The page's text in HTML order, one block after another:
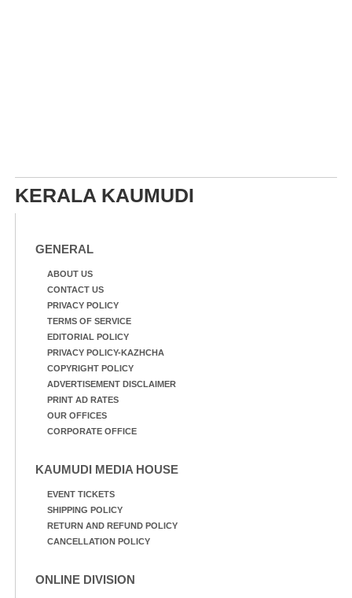
KERALA KAUMUDI
GENERAL
ABOUT US
CONTACT US
PRIVACY POLICY
TERMS OF SERVICE
EDITORIAL POLICY
PRIVACY POLICY-KAZHCHA
COPYRIGHT POLICY
ADVERTISEMENT DISCLAIMER
PRINT AD RATES
OUR OFFICES
CORPORATE OFFICE
KAUMUDI MEDIA HOUSE
EVENT TICKETS
SHIPPING POLICY
RETURN AND REFUND POLICY
CANCELLATION POLICY
ONLINE DIVISION